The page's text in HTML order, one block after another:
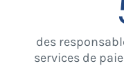
des
services de